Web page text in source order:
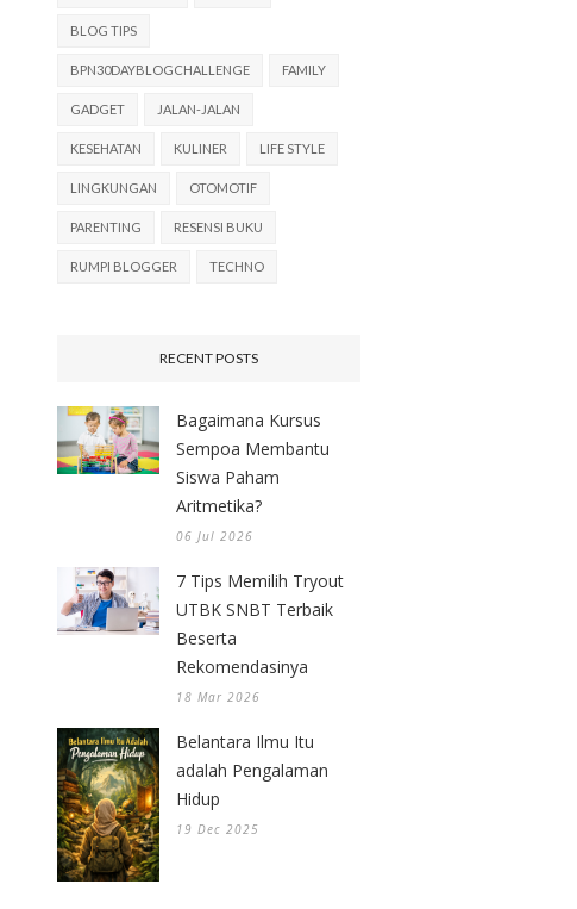
BLOG TIPS
BPN30DAYBLOGCHALLENGE FAMILY
GADGET JALAN-JALAN
KESEHATAN KULINER LIFE STYLE
LINGKUNGAN OTOMOTIF
PARENTING RESENSI BUKU
RUMPI BLOGGER TECHNO
RECENT POSTS
Bagaimana Kursus
Sempoa Membantu
Siswa Paham
Aritmetika?
06 Jul 2026
7 Tips Memilih Tryout
UTBK SNBT Terbaik
Beserta
Rekomendasinya
18 Mar 2026
Belantara Ilmu Itu
adalah Pengalaman
Hidup
19 Dec 2025